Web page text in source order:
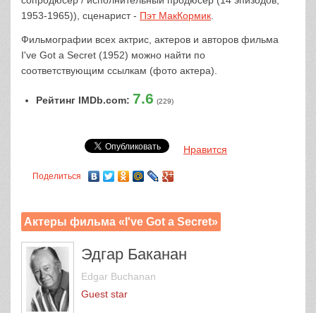
1953-1965)), сценарист - Пэт МакКормик
Фильмографии всех актрис, актеров и авторов фильма
I've Got a Secret (1952) можно найти по
соответствующим ссылкам (фото актера).
Рейтинг IMDb.com: 7.6 (229)
Нравится
Поделиться
Актеры фильма «I've Got a Secret»
Эдгар Баканан
Edgar Buchanan
Guest star